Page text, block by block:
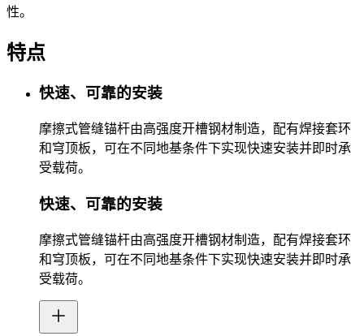
性。
特点
快速、可靠的安装
摩擦式管缝锚杆由高强度开槽钢材制造，配有焊接套环
和穹顶板，可在不同地基条件下实现快速安装并即时承
受载荷。
快速、可靠的安装
摩擦式管缝锚杆由高强度开槽钢材制造，配有焊接套环
和穹顶板，可在不同地基条件下实现快速安装并即时承
受载荷。